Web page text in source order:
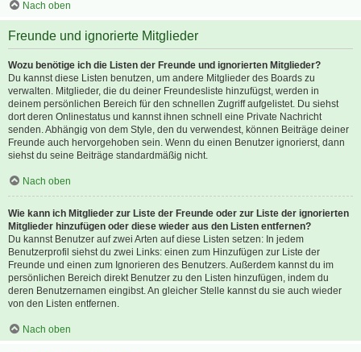
Nach oben
Freunde und ignorierte Mitglieder
Wozu benötige ich die Listen der Freunde und ignorierten Mitglieder?
Du kannst diese Listen benutzen, um andere Mitglieder des Boards zu
verwalten. Mitglieder, die du deiner Freundesliste hinzufügst, werden in
deinem persönlichen Bereich für den schnellen Zugriff aufgelistet. Du siehst
dort deren Onlinestatus und kannst ihnen schnell eine Private Nachricht
senden. Abhängig von dem Style, den du verwendest, können Beiträge deiner
Freunde auch hervorgehoben sein. Wenn du einen Benutzer ignorierst, dann
siehst du seine Beiträge standardmäßig nicht.
Nach oben
Wie kann ich Mitglieder zur Liste der Freunde oder zur Liste der ignorierten
Mitglieder hinzufügen oder diese wieder aus den Listen entfernen?
Du kannst Benutzer auf zwei Arten auf diese Listen setzen: In jedem
Benutzerprofil siehst du zwei Links: einen zum Hinzufügen zur Liste der
Freunde und einen zum Ignorieren des Benutzers. Außerdem kannst du im
persönlichen Bereich direkt Benutzer zu den Listen hinzufügen, indem du
deren Benutzernamen eingibst. An gleicher Stelle kannst du sie auch wieder
von den Listen entfernen.
Nach oben